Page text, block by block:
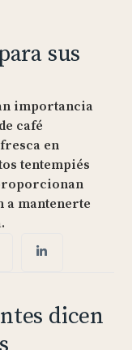
sus
importancia
café
en
tentempiés
a mantenerte
dicen